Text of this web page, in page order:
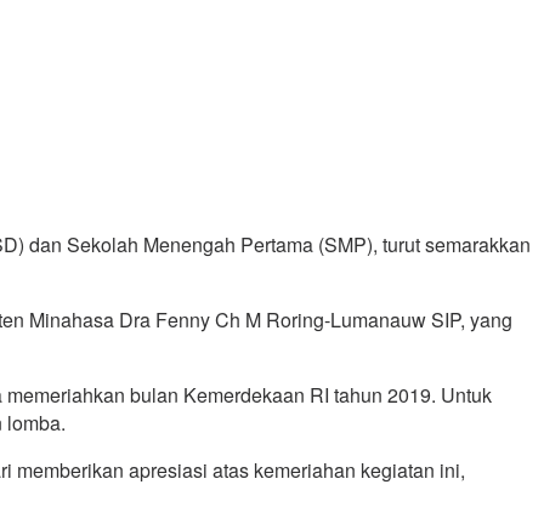
dan Sekolah Menengah Pertama (SMP), turut semarakkan
Minahasa Dra Fenny Ch M Roring-Lumanauw SIP, yang
bulan Kemerdekaan RI tahun 2019. Untuk
lomba.
memberikan apresiasi atas kemeriahan kegiatan ini,